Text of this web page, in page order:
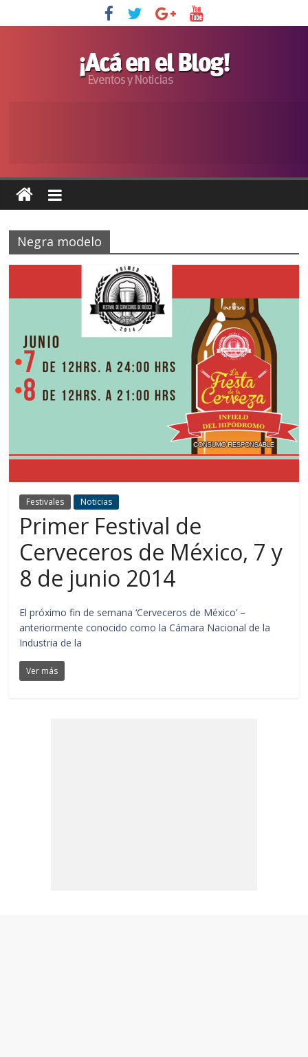
Negra modelo
Festivales Noticias
Primer Festival de
Cerveceros de México, 7 y
8 de junio 2014
El próximo fin de semana ‘Cerveceros de México’ –
anteriormente conocido como la Cámara Nacional de la
Industria de la
Ver más